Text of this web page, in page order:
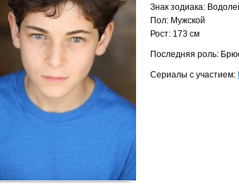
Знак зодиака:
Пол: Мужской
Рост: 173 см
Последняя роль:
Сериалы с участием: